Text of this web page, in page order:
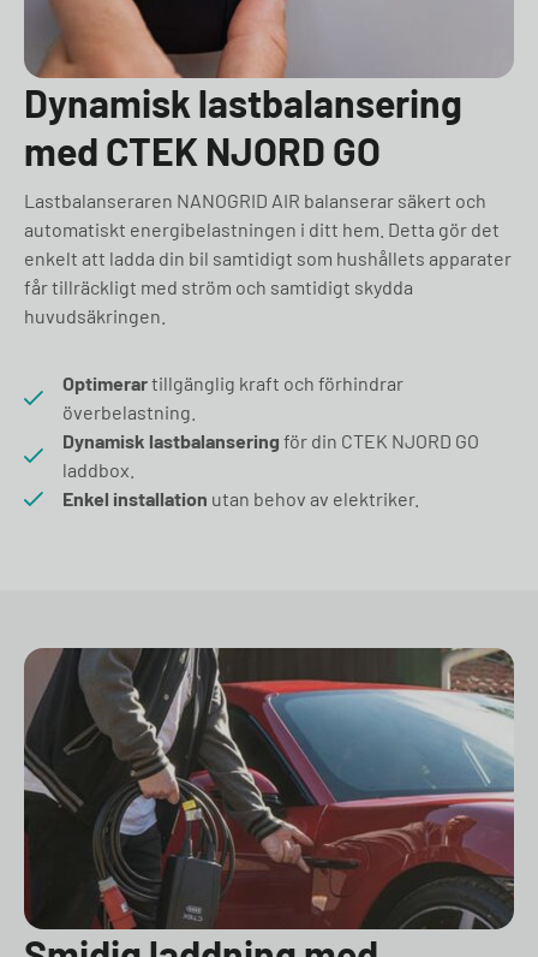
Dynamisk lastbalansering
med CTEK NJORD GO
Lastbalanseraren NANOGRID AIR balanserar säkert och
automatiskt energibelastningen i ditt hem. Detta gör det
enkelt att ladda din bil samtidigt som hushållets apparater
får tillräckligt med ström och samtidigt skydda
huvudsäkringen.
Optimerartillgänglig kraft och förhindrar
överbelastning.
Dynamisk lastbalansering för din CTEK NJORD GO
laddbox.
Enkel installation utan behov av elektriker.